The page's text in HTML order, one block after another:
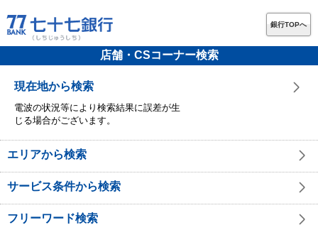
銀行TOPへ
店舗・CSコーナー検索
現在地から検索
電波の状況等により検索結果に誤差が生
じる場合がございます。
エリアから検索
サービス条件から検索
フリーワード検索